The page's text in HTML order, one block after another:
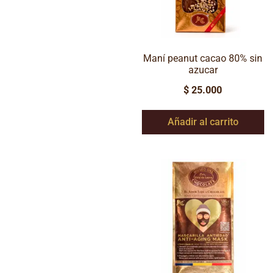
Maní peanut cacao 80% sin
azucar
$ 25.000
Añadir al carrito